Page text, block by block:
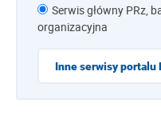
Serwis główny PRz,
organizacyjna
Inne serwisy portalu